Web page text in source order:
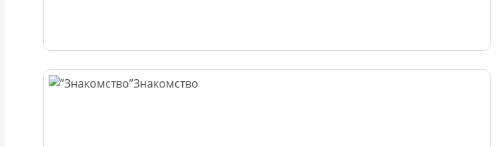
Знакомство